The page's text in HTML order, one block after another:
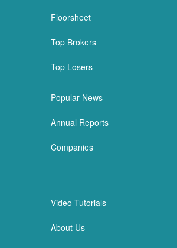
Floorsheet
Top Brokers
Top Losers
Popular News
Annual Reports
Companies
Video Tutorials
About Us